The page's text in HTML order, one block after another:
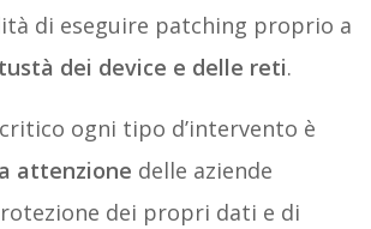
di eseguire patching proprio a
dei device e delle reti.
ogni tipo d’intervento è
attenzione delle aziende
dei propri dati e di